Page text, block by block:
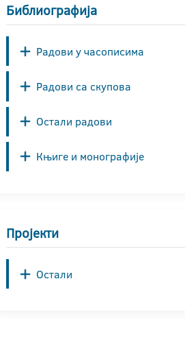
Библиографија
Радови у часописима
Радови са скупова
Остали радови
Књиге и монографије
Пројекти
Остали